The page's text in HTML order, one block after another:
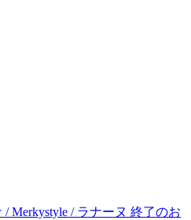
/ Merkystyle / ラナーヌ 終了のお